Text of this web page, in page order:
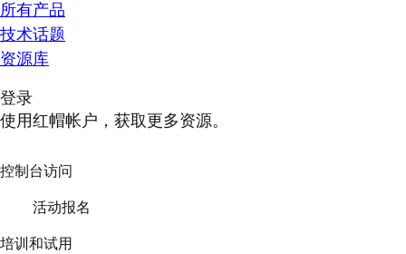
所有产品
技术话题
资源库
登录
使用红帽帐户，获取更多资源。
控制台访问
活动报名
培训和试用